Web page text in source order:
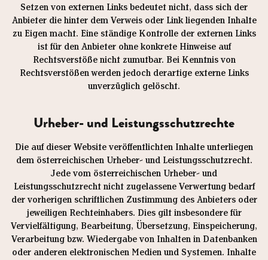
Setzen von externen Links bedeutet nicht, dass sich der
Anbieter die hinter dem Verweis oder Link liegenden Inhalte
zu Eigen macht. Eine ständige Kontrolle der externen Links
ist für den Anbieter ohne konkrete Hinweise auf
Rechtsverstöße nicht zumutbar. Bei Kenntnis von
Rechtsverstößen werden jedoch derartige externe Links
unverzüglich gelöscht.
Urheber- und Leistungsschutzrechte
Die auf dieser Website veröffentlichten Inhalte unterliegen
dem österreichischen Urheber- und Leistungsschutzrecht.
Jede vom österreichischen Urheber- und
Leistungsschutzrecht nicht zugelassene Verwertung bedarf
der vorherigen schriftlichen Zustimmung des Anbieters oder
jeweiligen Rechteinhabers. Dies gilt insbesondere für
Vervielfältigung, Bearbeitung, Übersetzung, Einspeicherung,
Verarbeitung bzw. Wiedergabe von Inhalten in Datenbanken
oder anderen elektronischen Medien und Systemen. Inhalte